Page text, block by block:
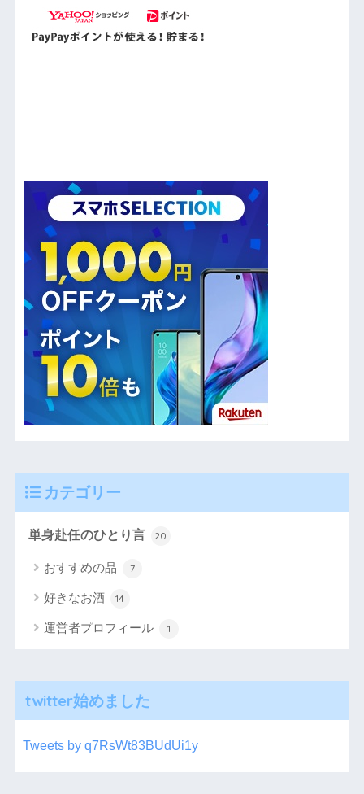
カテゴリー
単身赴任のひとり言 20
おすすめの品 7
好きなお酒 14
運営者プロフィール 1
twitter始めました
Tweets by q7RsWt83BUdUi1y